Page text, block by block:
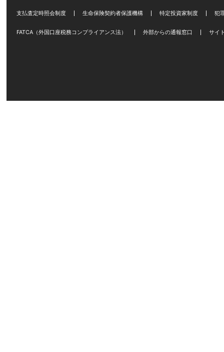
支払査定時照会制度 生命保険契約者保護機構 特定投資家制度 犯
FATCA（外国口座税務コンプライアンス法） 外部からの通報窓口 サイ